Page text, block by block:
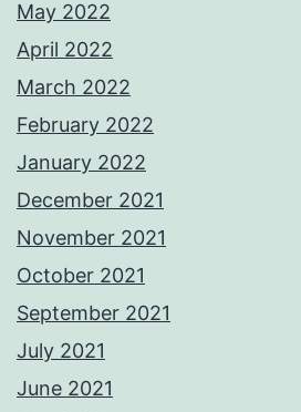
May 2022
April 2022
March 2022
February 2022
January 2022
December 2021
November 2021
October 2021
September 2021
July 2021
June 2021